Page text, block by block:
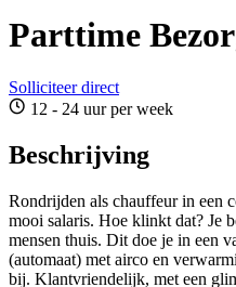
Parttime
Solliciteer direct
12 - 24 uur per week
Beschrijving
Rondrijden als chauffeur in een
mooi salaris. Hoe klinkt dat? Je
mensen thuis. Dit doe je in een
(automaat) met airco en
bij. Klantvriendelijk, met een